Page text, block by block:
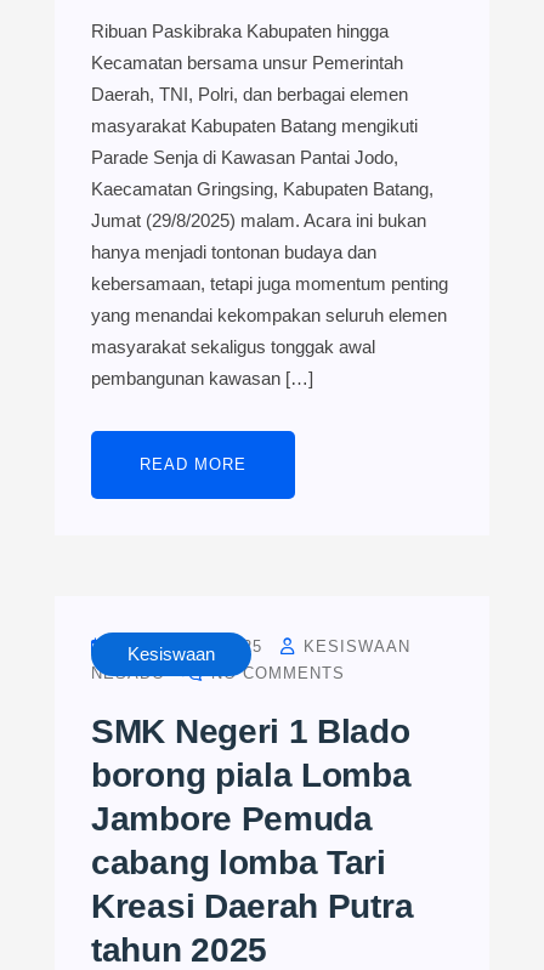
Ribuan Paskibraka Kabupaten hingga
Kecamatan bersama unsur Pemerintah
Daerah, TNI, Polri, dan berbagai elemen
masyarakat Kabupaten Batang mengikuti
Parade Senja di Kawasan Pantai Jodo,
Kaecamatan Gringsing, Kabupaten Batang,
Jumat (29/8/2025) malam. Acara ini bukan
hanya menjadi tontonan budaya dan
kebersamaan, tetapi juga momentum penting
yang menandai kekompakan seluruh elemen
masyarakat sekaligus tonggak awal
pembangunan kawasan […]
READ MORE
Kesiswaan
AUGUST 28, 2025
KESISWAAN
NESADO
NO COMMENTS
SMK Negeri 1 Blado
borong piala Lomba
Jambore Pemuda
cabang lomba Tari
Kreasi Daerah Putra
tahun 2025